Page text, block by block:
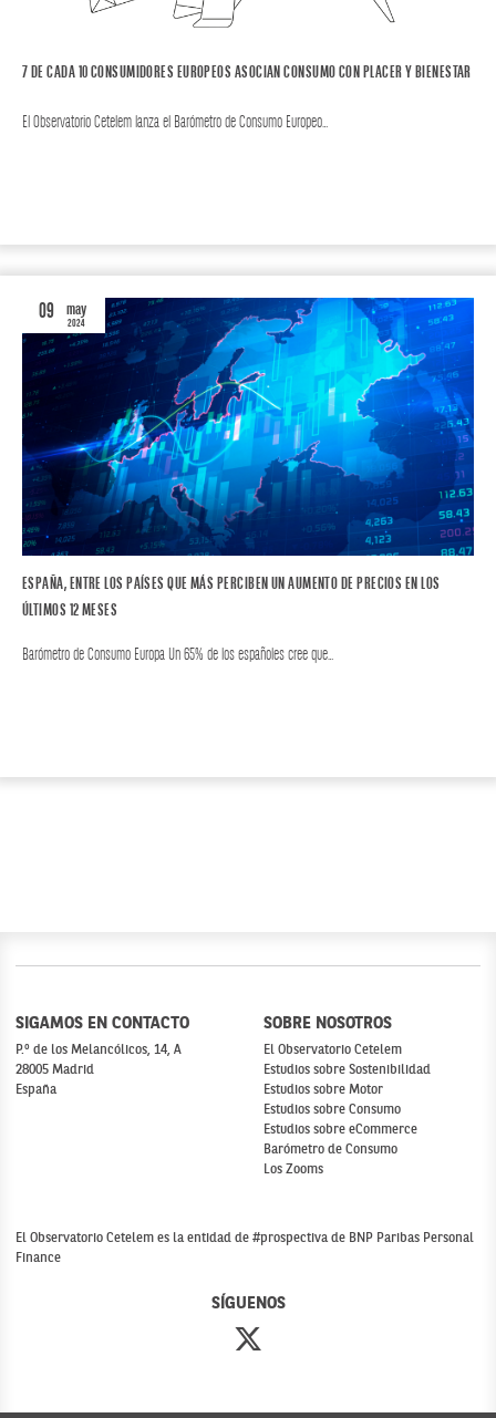
7 DE CADA 10 CONSUMIDORES EUROPEOS ASOCIAN CONSUMO CON PLACER Y BIENESTAR
El Observatorio Cetelem lanza el Barómetro de Consumo Europeo…
09 may
2024
ESPAÑA, ENTRE LOS PAÍSES QUE MÁS PERCIBEN UN AUMENTO DE PRECIOS EN LOS
ÚLTIMOS 12 MESES
Barómetro de Consumo Europa Un 65% de los españoles cree que…
SIGAMOS EN CONTACTO
P.º de los Melancólicos, 14, A
28005 Madrid
España
SOBRE NOSOTROS
El Observatorio Cetelem
Estudios sobre Sostenibilidad
Estudios sobre Motor
Estudios sobre Consumo
Estudios sobre eCommerce
Barómetro de Consumo
Los Zooms
SÍGUENOS
El Observatorio Cetelem es la entidad de #prospectiva de BNP Paribas Personal
Finance